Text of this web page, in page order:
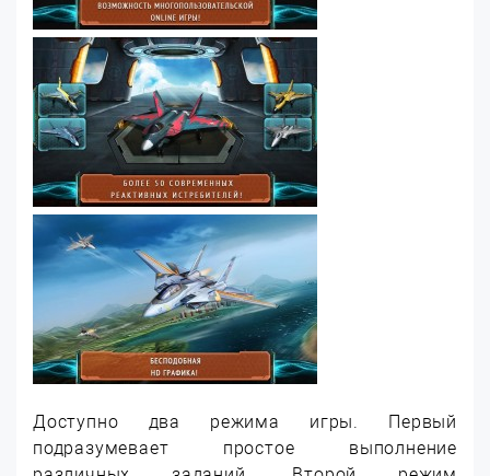
Доступно два режима игры. Первый
подразумевает простое выполнение